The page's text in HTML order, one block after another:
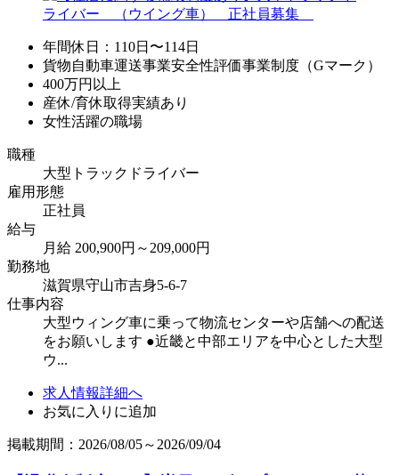
年間休日：110日〜114日
貨物自動車運送事業安全性評価事業制度（Gマーク）
400万円以上
産休/育休取得実績あり
女性活躍の職場
職種
大型トラックドライバー
雇用形態
正社員
給与
月給 200,900円～209,000円
勤務地
滋賀県守山市吉身5-6-7
仕事内容
大型ウィング車に乗って物流センターや店舗への配送
をお願いします ●近畿と中部エリアを中心とした大型
ウ...
求人情報詳細へ
お気に入りに追加
掲載期間：2026/08/05～2026/09/04